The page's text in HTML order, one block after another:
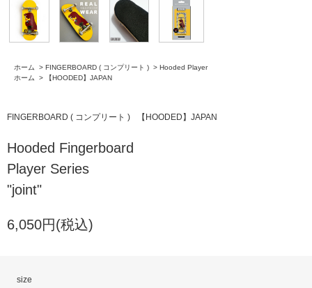
ホーム > FINGERBOARD ( コンプリート ) > Hooded Player
ホーム
> 【HOODED】JAPAN
FINGERBOARD ( コンプリート ) 【HOODED】JAPAN
Hooded Fingerboard
Player Series
"joint"
6,050円(税込)
size